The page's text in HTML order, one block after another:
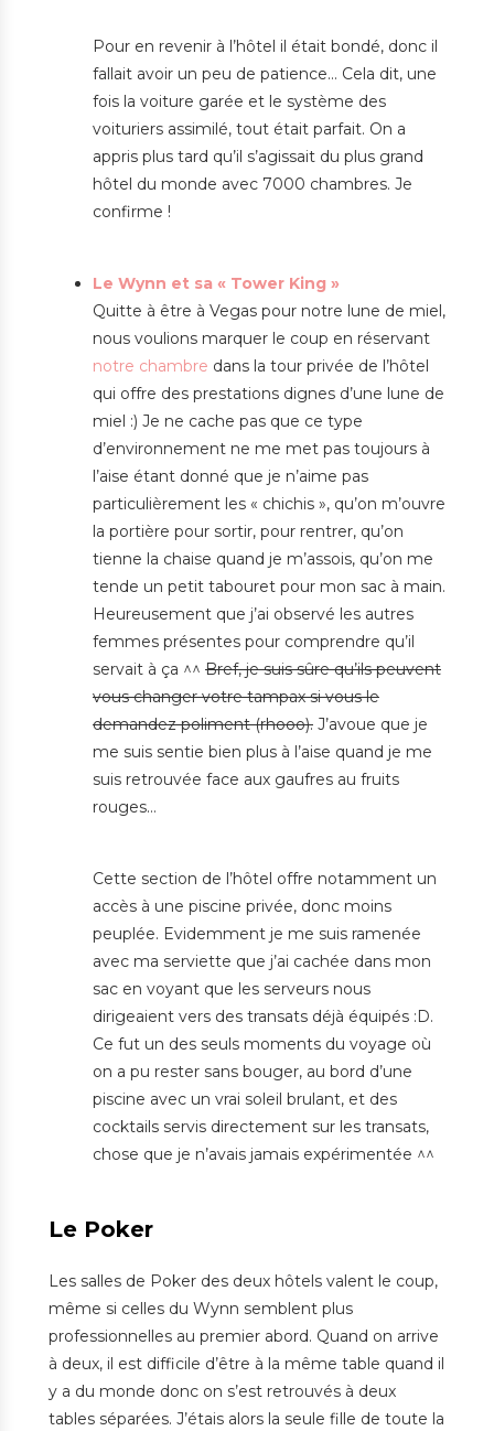
Pour en revenir à l’hôtel il était bondé, donc il
fallait avoir un peu de patience… Cela dit, une
fois la voiture garée et le système des
voituriers assimilé, tout était parfait. On a
appris plus tard qu’il s’agissait du plus grand
hôtel du monde avec 7000 chambres. Je
confirme !
Le Wynn et sa « Tower King »
Quitte à être à Vegas pour notre lune de miel,
nous voulions marquer le coup en réservant
notre chambre dans la tour privée de l’hôtel
qui offre des prestations dignes d’une lune de
miel :) Je ne cache pas que ce type
d’environnement ne me met pas toujours à
l’aise étant donné que je n’aime pas
particulièrement les « chichis », qu’on m’ouvre
la portière pour sortir, pour rentrer, qu’on
tienne la chaise quand je m’assois, qu’on me
tende un petit tabouret pour mon sac à main.
Heureusement que j’ai observé les autres
femmes présentes pour comprendre qu’il
servait à ça ^^ Bref, je suis sûre qu’ils peuvent
vous changer votre tampax si vous le
demandez poliment (rhooo). J’avoue que je
me suis sentie bien plus à l’aise quand je me
suis retrouvée face aux gaufres au fruits
rouges…
Cette section de l’hôtel offre notamment un
accès à une piscine privée, donc moins
peuplée. Evidemment je me suis ramenée
avec ma serviette que j’ai cachée dans mon
sac en voyant que les serveurs nous
dirigeaient vers des transats déjà équipés :D.
Ce fut un des seuls moments du voyage où
on a pu rester sans bouger, au bord d’une
piscine avec un vrai soleil brulant, et des
cocktails servis directement sur les transats,
chose que je n’avais jamais expérimentée ^^
Le Poker
Les salles de Poker des deux hôtels valent le coup,
même si celles du Wynn semblent plus
professionnelles au premier abord. Quand on arrive
à deux, il est difficile d’être à la même table quand il
y a du monde donc on s’est retrouvés à deux
tables séparées. J’étais alors la seule fille de toute la